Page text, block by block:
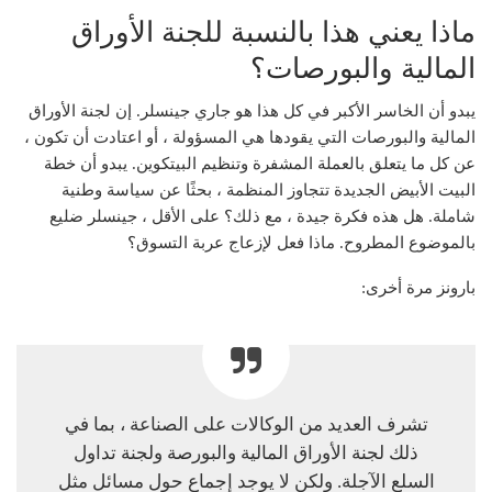
ماذا يعني هذا بالنسبة للجنة الأوراق
المالية والبورصات؟
يبدو أن الخاسر الأكبر في كل هذا هو جاري جينسلر. إن لجنة الأوراق
المالية والبورصات التي يقودها هي المسؤولة ، أو اعتادت أن تكون ،
عن كل ما يتعلق بالعملة المشفرة وتنظيم البيتكوين. يبدو أن خطة
البيت الأبيض الجديدة تتجاوز المنظمة ، بحثًا عن سياسة وطنية
شاملة. هل هذه فكرة جيدة ، مع ذلك؟ على الأقل ، جينسلر ضليع
بالموضوع المطروح. ماذا فعل لإزعاج عربة التسوق؟
بارونز مرة أخرى:
تشرف العديد من الوكالات على الصناعة ، بما في
ذلك لجنة الأوراق المالية والبورصة ولجنة تداول
السلع الآجلة. ولكن لا يوجد إجماع حول مسائل مثل